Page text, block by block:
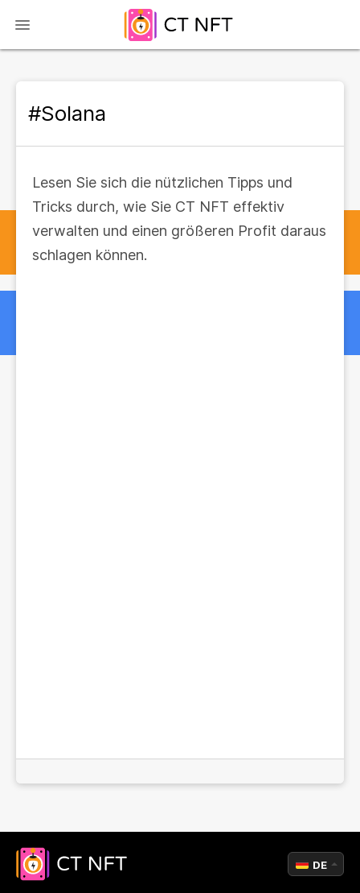
#Solana
Lesen Sie sich die nützlichen Tipps und
Tricks durch, wie Sie CT NFT effektiv
verwalten und einen größeren Profit daraus
schlagen können.
DE